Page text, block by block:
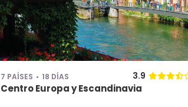
7 PAÍSES 18 DÍAS 3.9
Centro Europa y Escandinavia